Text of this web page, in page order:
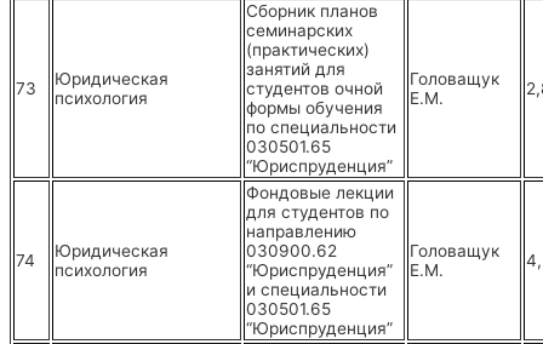
73
Юридическая
психология
Сборник планов
семинарских
(практических)
занятий для
студентов очной
формы обучения
по специальности
030501.65
“Юриспруденция”
Головащук
Е.М.
74
Юридическая
психология
Фондовые лекции
для студентов по
направлению
030900.62
“Юриспруденция”
и специальности
030501.65
“Юриспруденция”
Головащук
Е.М.